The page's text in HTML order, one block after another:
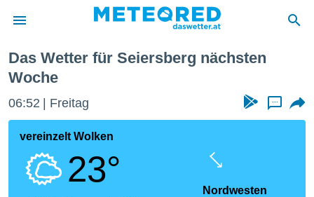
dass
von
Das Wetter für Seiersberg nächsten
Woche
06:52 Freitag ...
vereinzelt Wolken
23°
Nordwesten